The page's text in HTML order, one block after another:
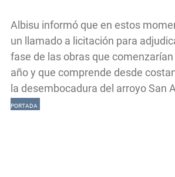
Albisu informó que en estos
un llamado a licitación para
fase de las obras que
año y que comprende desde
la desembocadura del arroyo San
PORTADA